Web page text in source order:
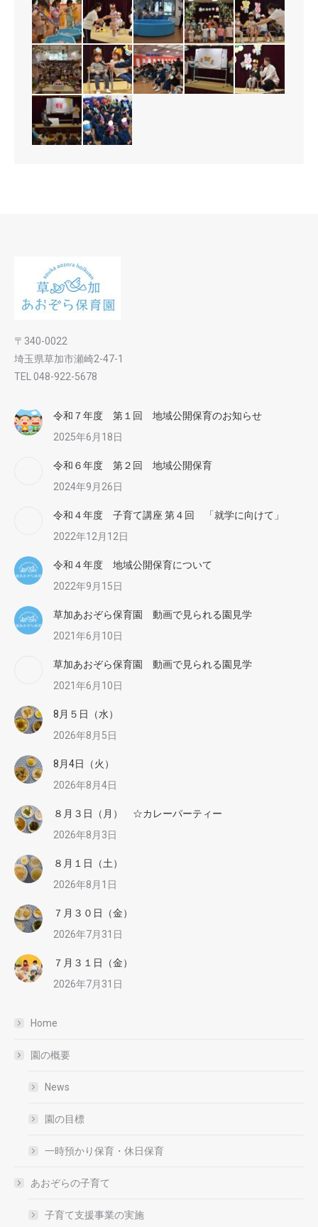
〒340-0022
埼玉県草加市瀬崎2-47-1
TEL 048-922-5678
令和７年度 第１回 地域公開保育のお知らせ
2025年6月18日
令和６年度 第２回 地域公開保育
2024年9月26日
令和４年度 子育て講座 第４回 「就学に向けて」
2022年12月12日
令和４年度 地域公開保育について
2022年9月15日
草加あおぞら保育園 動画で見られる園見学
2021年6月10日
草加あおぞら保育園 動画で見られる園見学
2021年6月10日
8月５日（水）
2026年8月5日
8月4日（火）
2026年8月4日
８月３日（月） ☆カレーパーティー
2026年8月3日
８月１日（土）
2026年8月1日
７月３０日（金）
2026年7月31日
７月３１日（金）
2026年7月31日
Home
園の概要
News
園の目標
一時預かり保育・休日保育
あおぞらの子育て
子育て支援事業の実施